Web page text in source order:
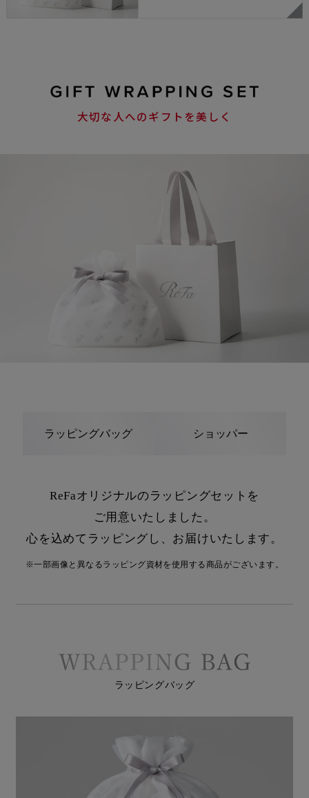
大切な人へのギフトを美しく
ラッピングバッグ ショッパー
ReFaオリジナルのラッピングセットを
ご用意いたしました。
心を込めてラッピングし、お届けいたします。
※一部画像と異なるラッピング資材を使用する商品がございます。
ラッピングバッグ